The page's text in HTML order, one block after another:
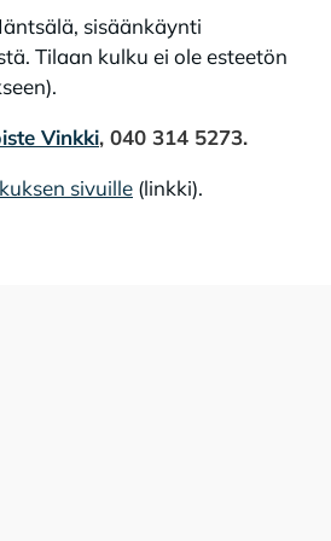
sisäänkäynti
Tilaan kulku ei ole esteetön
Vinkki, 040 314 5273.
sivuille (linkki).